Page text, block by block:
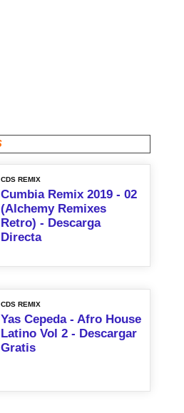
CDS REMIX
Cumbia Remix 2019 - 02
(Alchemy Remixes
Retro) - Descarga
Directa
CDS REMIX
Yas Cepeda - Afro House
Latino Vol 2 - Descargar
Gratis